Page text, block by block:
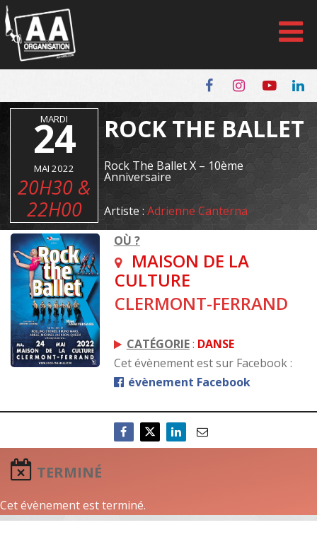
Panneau de gestion des cookies
MARDI
24
MAI 2022
20H30 &
22H00
ROCK THE BALLET
Rock The Ballet X – 10ème
Anniversaire
Artiste :Adrienne Canterna
OÙ ?
MAISON DE LA
CULTURE
CLERMONT-FERRAND
CATÉGORIE: DANSE
Cet évènement est sur Facebook :
évènement Facebook
TERMINÉ
Cet évènement est terminé.